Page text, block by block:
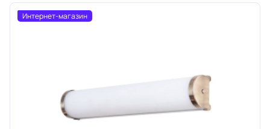
Интернет-магазин